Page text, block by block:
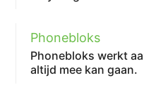
Phonebloks
Phonebloks werkt
altijd mee kan gaan.